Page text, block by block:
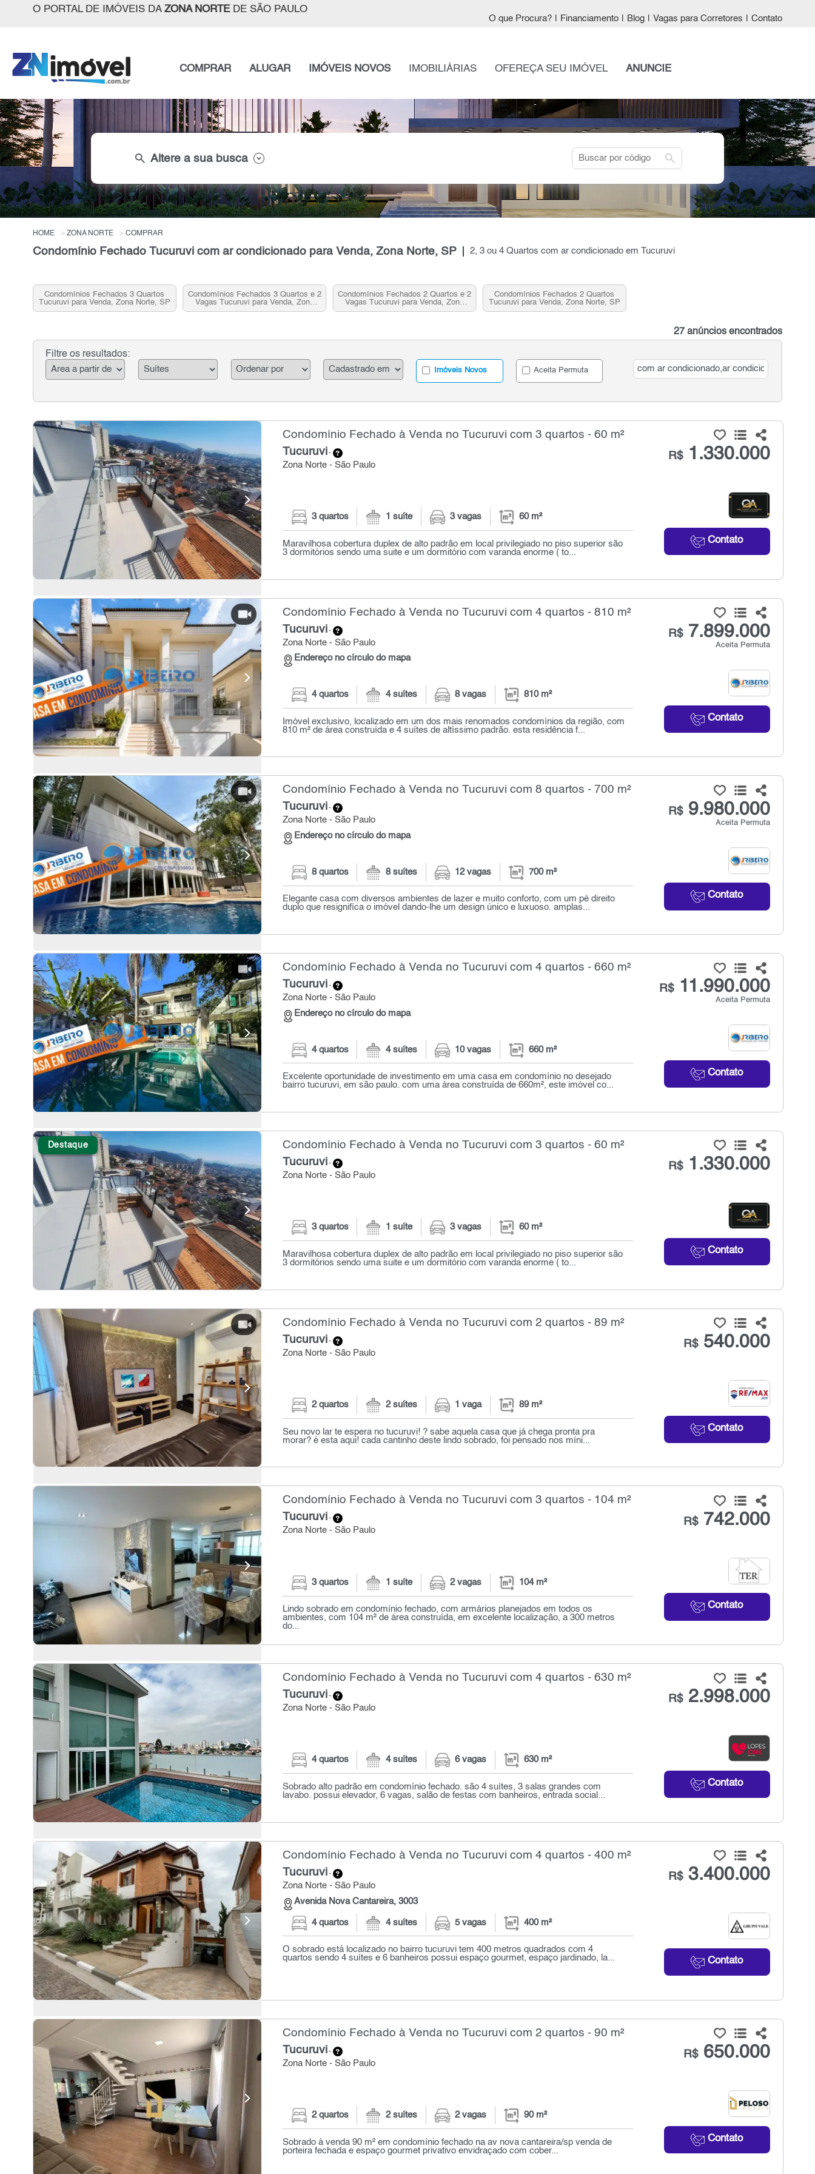
O PORTAL DE IMÓVEIS DA ZONA NORTEDE SÃO PAULO
O que Procura? Financiamento Blog Vagas para Corretores Contato
COMPRAR ALUGAR IMÓVEIS NOVOS IMOBILIÁRIAS OFEREÇA SEU IMÓVEL ANUNCIE
search Altere a sua busca search
HOME ZONA NORTE COMPRAR
Condomínio Fechado Tucuruvi com ar condicionado para Venda, Zona Norte, SP 2, 3 ou 4 Quartos com ar condicionado em Tucuruvi
Condomínios Fechados 3 Quartos
Tucuruvi para Venda, Zona Norte, SP
Condomínios Fechados 3 Quartos e 2
Vagas Tucuruvi para Venda, Zona
Norte, SP
Condomínios Fechados 2 Quartos e 2
Vagas Tucuruvi para Venda, Zona
Norte, SP
Condomínios Fechados 2 Quartos
Tucuruvi para Venda, Zona Norte, SP
27 anúncios encontrados
Filtre os resultados:
Imóveis Novos Aceita Permuta
Condomínio Fechado à Venda no Tucuruvi com 3 quartos - 60 m²
Tucuruvi-
Zona Norte - São Paulo
R$1.330.000
Contato
3 quartos 1 suíte 3 vagas 60 m²
Maravilhosa cobertura duplex de alto padrão em local privilegiado no piso superior são
3 dormitórios sendo uma suite e um dormitório com varanda enorme ( to...
Condomínio Fechado à Venda no Tucuruvi com 4 quartos - 810 m²
Tucuruvi-
Zona Norte - São Paulo
Endereço no círculo do mapa
R$7.899.000
Aceita Permuta
Contato
4 quartos 4 suítes 8 vagas 810 m²
Imóvel exclusivo, localizado em um dos mais renomados condomínios da região, com
810 m² de área construída e 4 suítes de altíssimo padrão. esta residência f...
Condomínio Fechado à Venda no Tucuruvi com 8 quartos - 700 m²
Tucuruvi-
Zona Norte - São Paulo
Endereço no círculo do mapa
R$9.980.000
Aceita Permuta
Contato
8 quartos 8 suítes 12 vagas 700 m²
Elegante casa com diversos ambientes de lazer e muito conforto, com um pé direito
duplo que resignifíca o imóvel dando-lhe um design único e luxuoso. amplas...
Condomínio Fechado à Venda no Tucuruvi com 4 quartos - 660 m²
Tucuruvi-
Zona Norte - São Paulo
Endereço no círculo do mapa
R$11.990.000
Aceita Permuta
Contato
4 quartos 4 suítes 10 vagas 660 m²
Excelente oportunidade de investimento em uma casa em condomínio no desejado
bairro tucuruvi, em são paulo. com uma área construída de 660m², este imóvel co...
Destaque Condomínio Fechado à Venda no Tucuruvi com 3 quartos - 60 m²
Tucuruvi-
Zona Norte - São Paulo
R$1.330.000
Contato
3 quartos 1 suíte 3 vagas 60 m²
Maravilhosa cobertura duplex de alto padrão em local privilegiado no piso superior são
3 dormitórios sendo uma suite e um dormitório com varanda enorme ( to...
Condomínio Fechado à Venda no Tucuruvi com 2 quartos - 89 m²
Tucuruvi-
Zona Norte - São Paulo
R$540.000
Contato
2 quartos 2 suítes 1 vaga 89 m²
Seu novo lar te espera no tucuruvi! ? sabe aquela casa que já chega pronta pra
morar? é esta aqui! cada cantinho deste lindo sobrado, foi pensado nos míni...
Condomínio Fechado à Venda no Tucuruvi com 3 quartos - 104 m²
Tucuruvi-
Zona Norte - São Paulo
R$742.000
Contato
3 quartos 1 suíte 2 vagas 104 m²
Lindo sobrado em condomínio fechado, com armários planejados em todos os
ambientes, com 104 m² de área construída, em excelente localização, a 300 metros
do...
Condomínio Fechado à Venda no Tucuruvi com 4 quartos - 630 m²
Tucuruvi-
Zona Norte - São Paulo
R$2.998.000
Contato
4 quartos 4 suítes 6 vagas 630 m²
Sobrado alto padrão em condomínio fechado. são 4 suítes, 3 salas grandes com
lavabo. possui elevador, 6 vagas, salão de festas com banheiros, entrada social...
Condomínio Fechado à Venda no Tucuruvi com 4 quartos - 400 m²
Tucuruvi-
Zona Norte - São Paulo
Avenida Nova Cantareira, 3003
R$3.400.000
Contato
4 quartos 4 suítes 5 vagas 400 m²
O sobrado está localizado no bairro tucuruvi tem 400 metros quadrados com 4
quartos sendo 4 suítes e 6 banheiros possui espaço gourmet, espaço jardinado, la...
Condomínio Fechado à Venda no Tucuruvi com 2 quartos - 90 m²
Tucuruvi-
Zona Norte - São Paulo
R$650.000
Contato
2 quartos 2 suítes 2 vagas 90 m²
Sobrado à venda 90 m² em condomínio fechado na av nova cantareira/sp venda de
porteira fechada e espaço gourmet privativo envidraçado com cober...